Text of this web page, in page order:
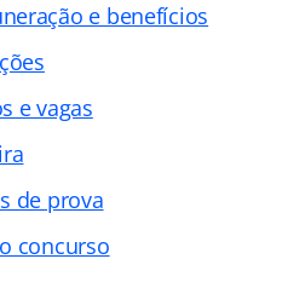
e benefícios
e vagas
de prova
concurso